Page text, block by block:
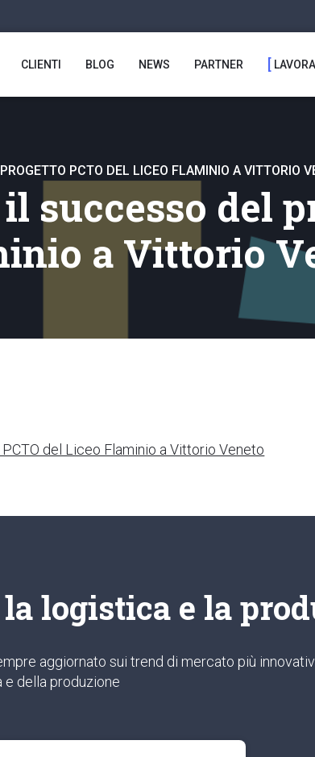
CLIENTI BLOG NEWS PARTNER
PCTO DEL LICEO FLAMINIO A VITTORIO
successo del
a Vittorio
del Liceo Flaminio a Vittorio Veneto
logistica e la
aggiornato sui trend di mercato più
e della produzione